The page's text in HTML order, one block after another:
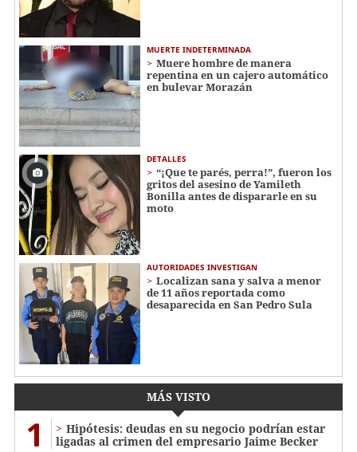
MUERTE INDETERMINADA
Muere hombre de manera
repentina en un cajero automático
en bulevar Morazán
DETALLES
“¡Que te parés, perra!”, fueron los
gritos del asesino de Yamileth
Bonilla antes de dispararle en su
moto
AUTORIDADES INVESTIGAN
Localizan sana y salva a menor
de 11 años reportada como
desaparecida en San Pedro Sula
MÁS VISTO
1
Hipótesis: deudas en su negocio podrían estar
ligadas al crimen del empresario Jaime Becker